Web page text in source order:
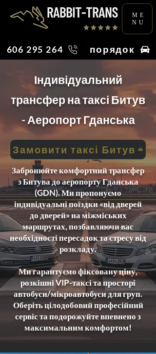
ME
NU
606 295 264 порядок
Індивідуальний
трансфер на таксі Битув
- Аеропорт Гданська
Замовити таксі Битув
Забронюйте комфортний трансфер
з Битува до аеропорту Гданська
(GDN). Ми пропонуємо
індивідуальні поїздки «від дверей
до дверей» на міжміських
маршрутах, позбавляючи вас
необхідності пересадок та стресу від
розкладу.
Ми гарантуємо фіксовану ціну,
розкішні VIP-таксі та просторі
автобуси/мікроавтобуси для груп.
Оберіть цілодобовий професійний
сервіс та подорожуйте впевнено з
максимальним комфортом!